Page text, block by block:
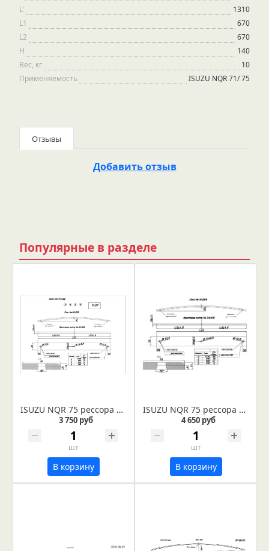
L'
1310
L1
670
L2
670
H
140
Вес, кг
10
Применяемость
ISUZU NQR 71/ 75
Отзывы
Добавить отзыв
Популярные в разделе
ISUZU NQR 75 рессора задняя лист № 4 (Арт. IR 07-07-04)
3 750 руб
шт
В корзину
ISUZU NQR 75 рессора задняя лист № 3 (Арт. IR 07-07-03)
4 650 руб
шт
В корзину